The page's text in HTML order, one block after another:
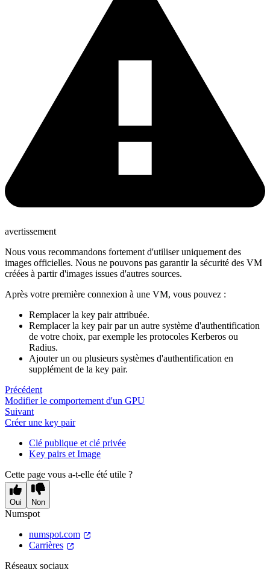
avertissement
Nous vous recommandons fortement d'utiliser uniquement des
images officielles. Nous ne pouvons pas garantir la sécurité des VM
créées à partir d'images issues d'autres sources.
Après votre première connexion à une VM, vous pouvez :
Remplacer la key pair attribuée.
Remplacer la key pair par un autre système d'authentification
de votre choix, par exemple les protocoles Kerberos ou
Radius.
Ajouter un ou plusieurs systèmes d'authentification en
supplément de la key pair.
Précédent
Modifier le comportement d'un GPU
Suivant
Créer une key pair
Clé publique et clé privée
Key pairs et Image
Cette page vous a-t-elle été utile ?
Oui Non
Numspot
numspot.com
Carrières
Réseaux sociaux